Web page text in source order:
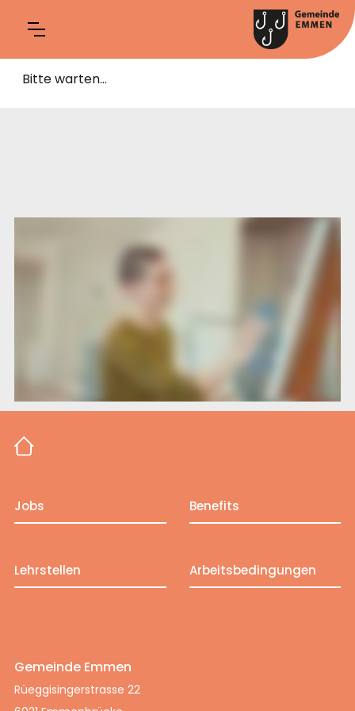
Bitte warten...
Jobs Benefits
Lehrstellen Arbeitsbedingungen
Gemeinde Emmen
Rüeggisingerstrasse 22